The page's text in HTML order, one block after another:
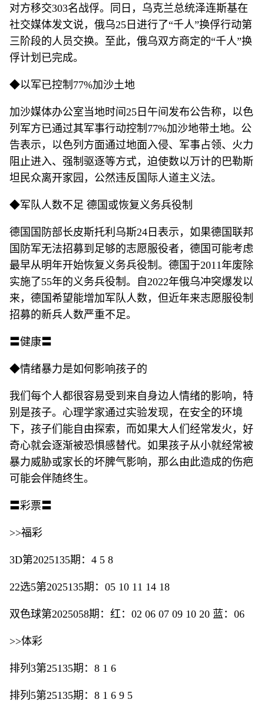
对方移交303名战俘。同日，乌克兰总统泽连斯基在
社交媒体发文说，俄乌25日进行了“千人”换俘行动第
三阶段的人员交换。至此，俄乌双方商定的“千人”换
俘计划已完成。
◆以军已控制77%加沙土地
加沙媒体办公室当地时间25日午间发布公告称，以色
列军方已通过其军事行动控制77%加沙地带土地。公
告表示，以色列方面通过地面入侵、军事占领、火力
阻止进入、强制驱逐等方式，迫使数以万计的巴勒斯
坦民众离开家园，公然违反国际人道主义法。
◆军队人数不足 德国或恢复义务兵役制
德国国防部长皮斯托利乌斯24日表示，如果德国联邦
国防军无法招募到足够的志愿服役者，德国可能考虑
最早从明年开始恢复义务兵役制。德国于2011年废除
实施了55年的义务兵役制。自2022年俄乌冲突爆发以
来，德国希望能增加军队人数，但近年来志愿服役制
招募的新兵人数严重不足。
〓健康〓
◆情绪暴力是如何影响孩子的
我们每个人都很容易受到来自身边人情绪的影响，特
别是孩子。心理学家通过实验发现，在安全的环境
下，孩子们能自由探索，而如果大人们经常发火，好
奇心就会逐渐被恐惧感替代。如果孩子从小就经常被
暴力威胁或家长的坏脾气影响，那么由此造成的伤疤
可能会伴随终生。
〓彩票〓
>>福彩
3D第2025135期：4 5 8
22选5第2025135期：05 10 11 14 18
双色球第2025058期：红：02 06 07 09 10 20 蓝：06
>>体彩
排列3第25135期：8 1 6
排列5第25135期：8 1 6 9 5